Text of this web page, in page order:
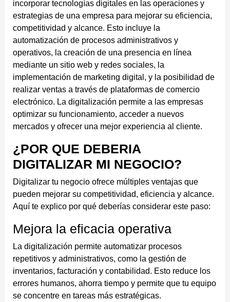
incorporar tecnologías digitales en las operaciones y
estrategias de una empresa para mejorar su eficiencia,
competitividad y alcance. Esto incluye la
automatización de procesos administrativos y
operativos, la creación de una presencia en línea
mediante un sitio web y redes sociales, la
implementación de marketing digital, y la posibilidad de
realizar ventas a través de plataformas de comercio
electrónico. La digitalización permite a las empresas
optimizar su funcionamiento, acceder a nuevos
mercados y ofrecer una mejor experiencia al cliente.
¿POR QUE DEBERIA
DIGITALIZAR MI NEGOCIO?
Digitalizar tu negocio ofrece múltiples ventajas que
pueden mejorar su competitividad, eficiencia y alcance.
Aquí te explico por qué deberías considerar este paso:
Mejora la eficacia operativa
La digitalización permite automatizar procesos
repetitivos y administrativos, como la gestión de
inventarios, facturación y contabilidad. Esto reduce los
errores humanos, ahorra tiempo y permite que tu equipo
se concentre en tareas más estratégicas.